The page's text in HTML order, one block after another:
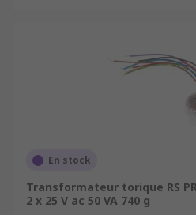
En stock
Transformateur torique RS
2 x 25 V ac 50 VA 740 g